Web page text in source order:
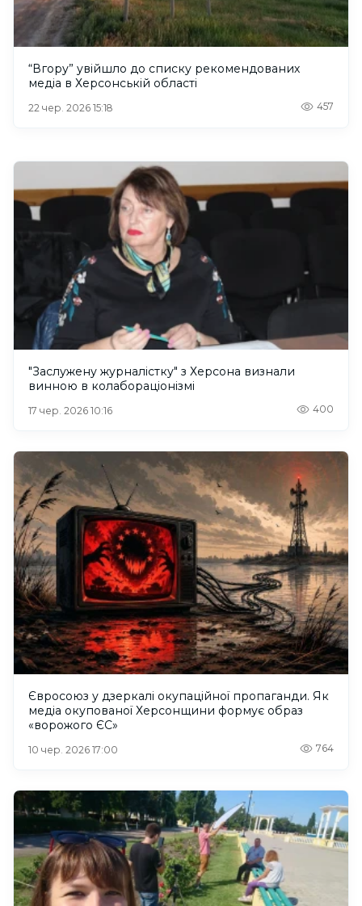
“Вгору” увійшло до списку рекомендованих
медіа в Херсонській області
22 чер. 2026 15:18 457
"Заслужену журналістку" з Херсона визнали
винною в колабораціонізмі
17 чер. 2026 10:16 400
Євросоюз у дзеркалі окупаційної пропаганди. Як
медіа окупованої Херсонщини формує образ
«ворожого ЄС»
10 чер. 2026 17:00 764